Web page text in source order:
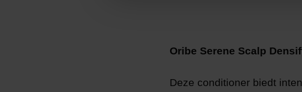
Oribe Serene Scalp
Deze conditioner biedt